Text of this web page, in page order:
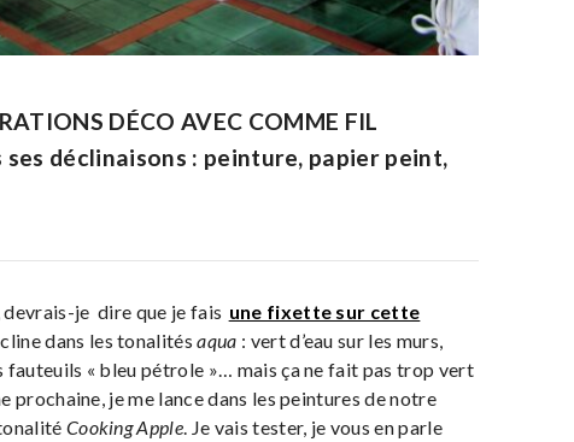
DÉCO AVEC COMME FIL
déclinaisons : peinture, papier peint,
je dire que je fais une fixette sur cette
dans les tonalitésaqua : vert d’eau sur les murs,
fauteuils « bleu pétrole »… mais ça ne fait pas trop vert
prochaine, je me lance dans les peintures de notre
tonalité Cooking Apple . Je vais tester, je vous en parle